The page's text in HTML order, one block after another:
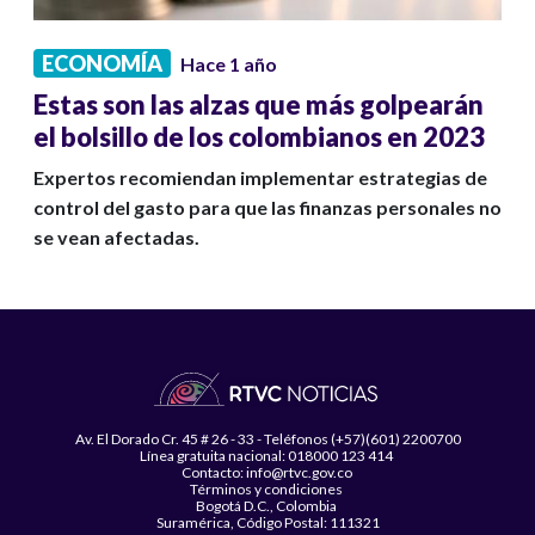
ECONOMÍA Hace 1 año
Estas son las alzas que más golpearán
el bolsillo de los colombianos en 2023
Expertos recomiendan implementar estrategias de
control del gasto para que las finanzas personales no
se vean afectadas.
Av. El Dorado Cr. 45 # 26 - 33 - Teléfonos (+57)(601) 2200700
Línea gratuita nacional: 018000 123 414
Contacto: info@rtvc.gov.co
Términos y condiciones
Bogotá D.C., Colombia
Suramérica, Código Postal: 111321